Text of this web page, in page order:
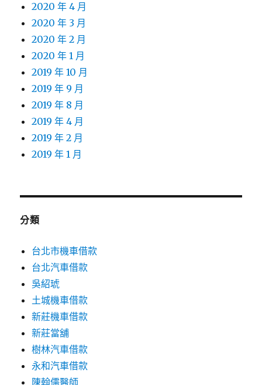
2020 年 4 月
2020 年 3 月
2020 年 2 月
2020 年 1 月
2019 年 10 月
2019 年 9 月
2019 年 8 月
2019 年 4 月
2019 年 2 月
2019 年 1 月
分類
台北市機車借款
台北汽車借款
吳紹琥
土城機車借款
新莊機車借款
新莊當舖
樹林汽車借款
永和汽車借款
陳翰儒醫師